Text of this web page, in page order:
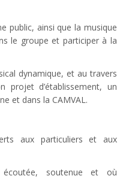
public, ainsi que la musique
le groupe et participer à la
dynamique, et au travers
projet d’établissement, un
et dans la CAMVAL.
aux particuliers et aux
soutenue et où